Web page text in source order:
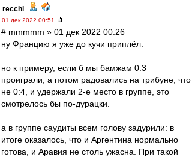
recchi -
01 дек 2022 00:51
# mmmmm » 01 дек 2022 00:26
ну Францию я уже до кучи приплёл.
но к примеру, если б мы бамжам 0:3
проиграли, а потом радовались на трибуне, что
не 0:4, и удержали 2-е место в группе, это
смотрелось бы по-дурацки.
а в группе саудиты всем голову задурили: в
итоге оказалось, что и Аргентина нормально
готова, и Аравия не столь ужасна. При такой